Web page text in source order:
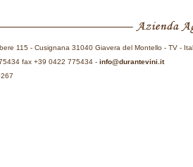
115 - Cusignana 31040 Giavera del Montello - TV -
fax +39 0422 775434 - info@durantevini.it